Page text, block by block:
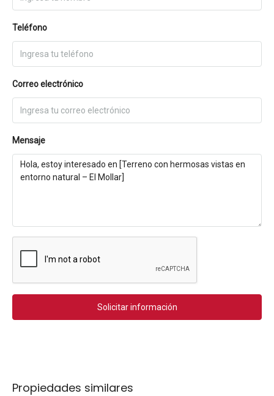
Teléfono
Correo electrónico
Mensaje
Solicitar información
Propiedades similares